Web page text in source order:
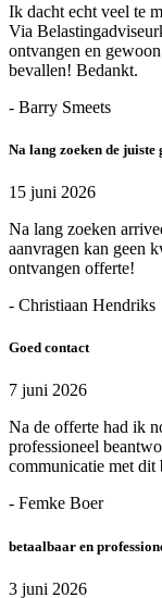
Ik dacht echt veel te
Via
ontvangen en
bevallen! Bedankt.
- Barry Smeets
Na lang zoeken de juiste
15 juni 2026
Na lang zoeken
aanvragen kan geen
ontvangen offerte!
- Christiaan Hendriks
Goed contact
7 juni 2026
Na de offerte had ik
professioneel
communicatie met
- Femke Boer
betaalbaar en
3 juni 2026